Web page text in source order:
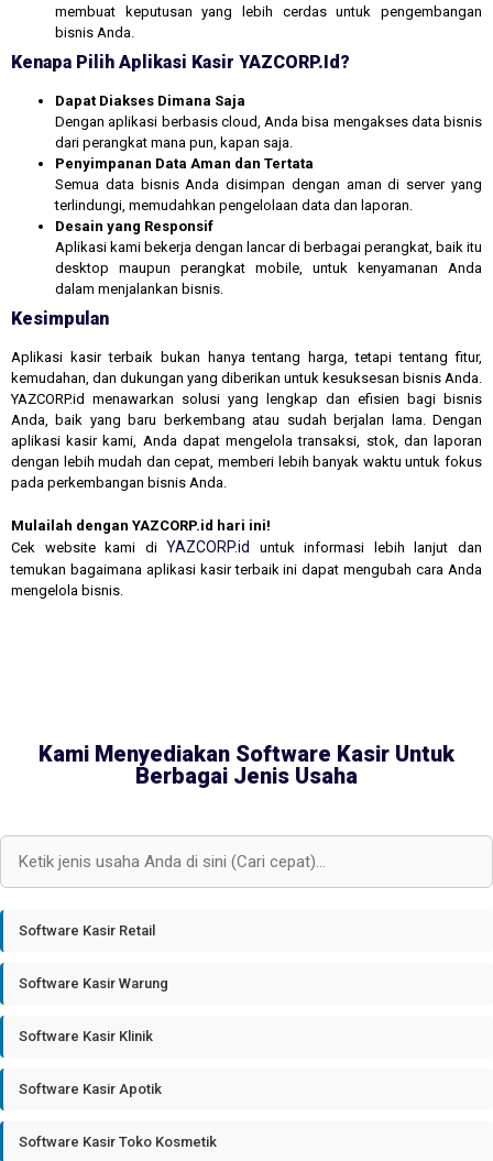
membuat keputusan yang lebih cerdas untuk pengembangan
bisnis Anda.
Kenapa Pilih Aplikasi Kasir YAZCORP.id?
Dapat Diakses Dimana Saja
Dengan aplikasi berbasis cloud, Anda bisa mengakses data bisnis
dari perangkat mana pun, kapan saja.
Penyimpanan Data Aman dan Tertata
Semua data bisnis Anda disimpan dengan aman di server yang
terlindungi, memudahkan pengelolaan data dan laporan.
Desain yang Responsif
Aplikasi kami bekerja dengan lancar di berbagai perangkat, baik itu
desktop maupun perangkat mobile, untuk kenyamanan Anda
dalam menjalankan bisnis.
Kesimpulan
Aplikasi kasir terbaik bukan hanya tentang harga, tetapi tentang fitur,
kemudahan, dan dukungan yang diberikan untuk kesuksesan bisnis Anda.
YAZCORP.id menawarkan solusi yang lengkap dan efisien bagi bisnis
Anda, baik yang baru berkembang atau sudah berjalan lama. Dengan
aplikasi kasir kami, Anda dapat mengelola transaksi, stok, dan laporan
dengan lebih mudah dan cepat, memberi lebih banyak waktu untuk fokus
pada perkembangan bisnis Anda.
Mulailah dengan YAZCORP.id hari ini!
Cek website kami di YAZCORP.id
untuk informasi lebih lanjut dan
temukan bagaimana aplikasi kasir terbaik ini dapat mengubah cara Anda
mengelola bisnis.
Kami Menyediakan Software Kasir Untuk
Berbagai Jenis Usaha
Software Kasir Retail
Software Kasir Warung
Software Kasir Klinik
Software Kasir Apotik
Software Kasir Toko Kosmetik